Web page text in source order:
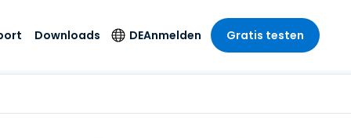
Downloads DEAnmelden Gratis testen